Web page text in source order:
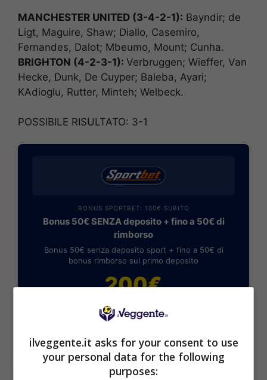
MANCHESTER UNITED (3-4-2-1): Bayndir; de
Ligt, Maguire, Shaw; Diallo, Casemiro,
Fernandes, Dalot; Mbeumo, Mount; Cunha.
BRIGHTON (4-2-3-1): Verbruggen; Wieffer, Van
Hecke, Dunk, De Cuyper; Baleba, Ayari;
KAdioglu, Rutter, Minteh; Welbeck.
POSSIBILE RISULTATO: 3-1
BONUS SPORTBET: 100€ SUBITO
Bonus 50€ SENZA deposito + fino a 50€ di
rimborso
Bonus 50€ senza deposito sport + fino a 50€ di
bonus rimborso sul primo deposito
200€
VERIFICA
Mostra Informazioni
ilveggente.it asks for your consent to use
your personal data for the following
purposes: